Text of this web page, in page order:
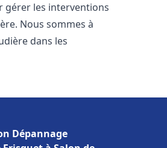
gérer les interventions
Nous sommes à
dans les
Dépannage